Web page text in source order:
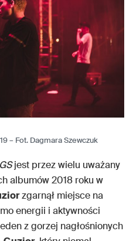
– Fot. Dagmara Szewczuk
jest przez wielu uważany
albumów 2018 roku w
zgarnął miejsce na
energii i aktywności
z gorzej nagłośnionych